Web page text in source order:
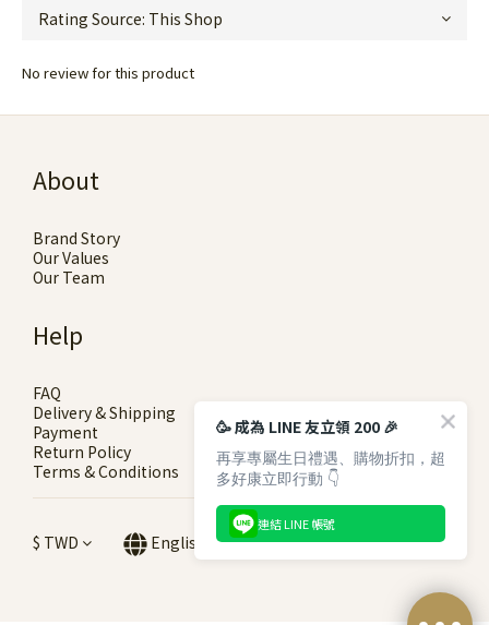
No review for this product
About
Brand Story
Our Values
Our Team
Help
FAQ
Delivery & Shipping
Payment
Return Policy
Terms & Conditions
$ TWD English
🥳 成為 LINE 友立領 200 🎉
再享專屬生日禮遇、購物折扣，超
多好康立即行動 👇
連結 LINE 帳號